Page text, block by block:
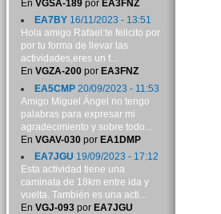
En VGSA-189por EA3FNZ
EA7BY16/11/2023 - 13:51
Hola amigo Rafael:te felicito por
por tu forma de llevar las
actividades,eres un f...
En VGZA-200por EA3FNZ
EA5CMP20/09/2023 - 11:53
Amigo Miguel Ángel no tengo
palabras para expresar mi
agradecimiento y sobre todo...
En VGAV-030por EA1DMP
EA7JGU 19/09/2023 - 17:12
Esta actividad tiene una
caminata de 18km entre ida y
vuelta. También es una acti...
En VGJ-093por EA7JGU